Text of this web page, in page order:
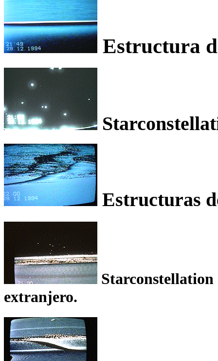
Estructura
Estructuras
extranjero.